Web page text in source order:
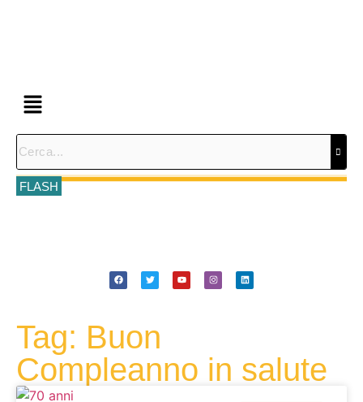
FLASH
Tag: Buon
Compleanno in salute